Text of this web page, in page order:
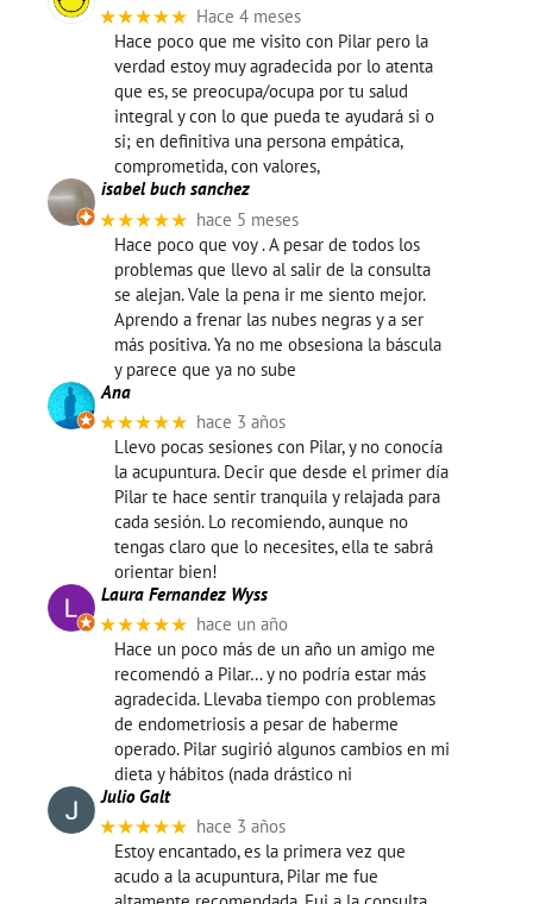
★★★★★ Hace 4 meses
Hace poco que me visito con Pilar pero la
verdad estoy muy agradecida por lo atenta
que es, se preocupa/ocupa por tu salud
integral y con lo que pueda te ayudará si o
si; en definitiva una persona empática,
comprometida, con valores,
isabel buch sanchez
★★★★★ hace 5 meses
Hace poco que voy . A pesar de todos los
problemas que llevo al salir de la consulta
se alejan. Vale la pena ir me siento mejor.
Aprendo a frenar las nubes negras y a ser
más positiva. Ya no me obsesiona la báscula
y parece que ya no sube
Ana
★★★★★ hace 3 años
Llevo pocas sesiones con Pilar, y no conocía
la acupuntura. Decir que desde el primer día
Pilar te hace sentir tranquila y relajada para
cada sesión. Lo recomiendo, aunque no
tengas claro que lo necesites, ella te sabrá
orientar bien!
Laura Fernandez Wyss
★★★★★ hace un año
Hace un poco más de un año un amigo me
recomendó a Pilar… y no podría estar más
agradecida. Llevaba tiempo con problemas
de endometriosis a pesar de haberme
operado. Pilar sugirió algunos cambios en mi
dieta y hábitos (nada drástico ni
Julio Galt
★★★★★ hace 3 años
Estoy encantado, es la primera vez que
acudo a la acupuntura, Pilar me fue